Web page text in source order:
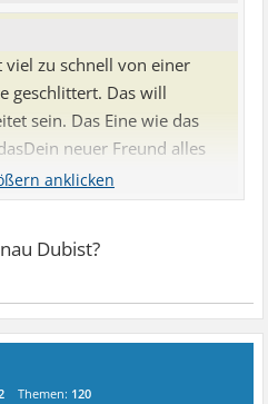
zu schnell von einer
geschlittert. Das will
sein. Das Eine wie das
neuer Freund alles
gibt es irgendwann
gemeinsam besprochen
Verletzend.
zu Dir kommen, allein.
nicht.
abhängig von einem Mann.
der falsche Mann, wenn
Dubist?
Themen: 120